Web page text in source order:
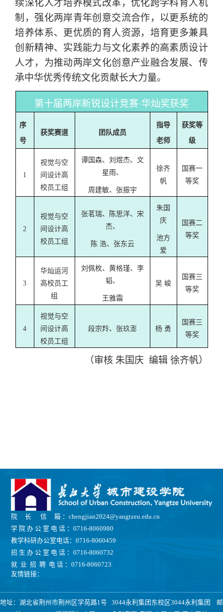
续深化人才培养模式改革，优化跨学科育人机
制，强化两岸青年创意交流合作，以更系统的
培养体系、更优质的育人资源，培育更多兼具
创新精神、实践能力与文化素养的高素质设计
人才，为推动两岸文化创意产业融合发展、传
承中华优秀传统文化贡献长大力量。
第十届两岸新锐设计竞赛·华灿奖获奖
序
号
获奖赛道 团队成员
指导
老师
获奖等
级
1
视觉与空
间设计高
校员工组
谭国森、 刘煜杰、 文
星雨、
周建敏、 张振宇
徐齐
帆
国赛一
等奖
2
视觉与空
间设计高
校员工组
张茗瑞、 陈思洋、 宋
杰、
陈 浩、 张东云
朱国
庆
池方
爱
国赛二
等奖
3
华灿运河
高校员工
组
刘佩枚、 黄格瑾、 李
韬、
王雅霜
吴 峻
国赛三
等奖
4
视觉与空
间设计高
校员工组
段宗羚、 张玖澎 杨 勇
国赛三
等奖
（审核 朱国庆 编辑 徐齐帆）
院 长 信 箱 ：chengjian2024@yangtzeu.edu.cn
学 院 办 公 室 电 话 ：0716-8060980
教学科研办公室电话：0716-8060459
招 生 办 公 室 电 话 ：0716-8060732
就 业 招 聘 电 话 ：0716-8060723
友情链接：
地址：湖北省荆州市荆州区学苑路1号 3044永利集团东校区3044永利集团 邮